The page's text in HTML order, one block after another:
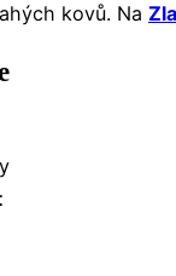
kovů. Na